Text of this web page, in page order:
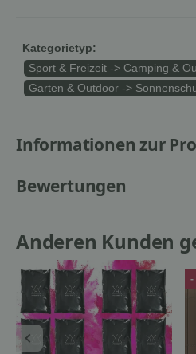
Kategorietyp:
Sport & Freizeit -> Camping &
Garten & Outdoor ->
Informationen zur
Bewertungen
Anderen Kunden
-